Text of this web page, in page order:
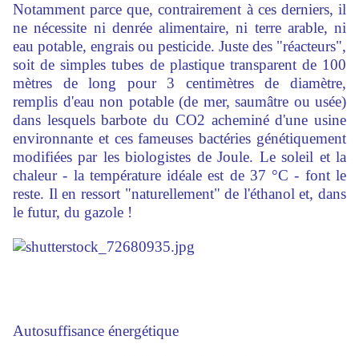
Notamment parce que, contrairement à ces derniers, il
ne nécessite ni denrée alimentaire, ni terre arable, ni
eau potable, engrais ou pesticide. Juste des "réacteurs",
soit de simples tubes de plastique transparent de 100
mètres de long pour 3 centimètres de diamètre,
remplis d'eau non potable (de mer, saumâtre ou usée)
dans lesquels barbote du CO2 acheminé d'une usine
environnante et ces fameuses bactéries génétiquement
modifiées par les biologistes de Joule. Le soleil et la
chaleur - la température idéale est de 37 °C - font le
reste. Il en ressort "naturellement" de l'éthanol et, dans
le futur, du gazole !
Autosuffisance énergétique